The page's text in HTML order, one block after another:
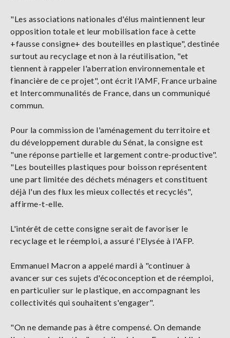
"Les associations nationales d'élus maintiennent leur
opposition totale et leur mobilisation face à cette
+fausse consigne+ des bouteilles en plastique", destinée
surtout au recyclage et non à la réutilisation, "et
tiennent à rappeler l'aberration environnementale et
financière de ce projet", ont écrit l'AMF, France urbaine
et Intercommunalités de France, dans un communiqué
commun.
Pour la commission de l'aménagement du territoire et
du développement durable du Sénat, la consigne est
"une réponse partielle et largement contre-productive".
"Les bouteilles plastiques pour boisson représentent
une part limitée des déchets ménagers et constituent
déjà l'un des flux les mieux collectés et recyclés",
affirme-t-elle.
L'intérêt de cette consigne serait de favoriser le
recyclage et le réemploi, a assuré l'Elysée à l'AFP.
Emmanuel Macron a appelé mardi à "continuer à
avancer sur ces sujets d'écoconception et de réemploi,
en particulier sur le plastique, en accompagnant les
collectivités qui souhaitent s'engager".
"On ne demande pas à être compensé. On demande